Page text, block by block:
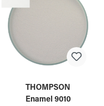
THOMPSON
Enamel 9010